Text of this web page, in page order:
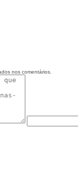
nos comentários.